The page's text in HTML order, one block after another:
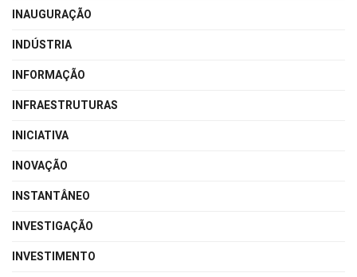
INAUGURAÇÃO
INDÚSTRIA
INFORMAÇÃO
INFRAESTRUTURAS
INICIATIVA
INOVAÇÃO
INSTANTÂNEO
INVESTIGAÇÃO
INVESTIMENTO